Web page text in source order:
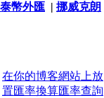
泰幣外匯 | 挪威克朗
在你的博客網站上放
置匯率換算匯率查詢